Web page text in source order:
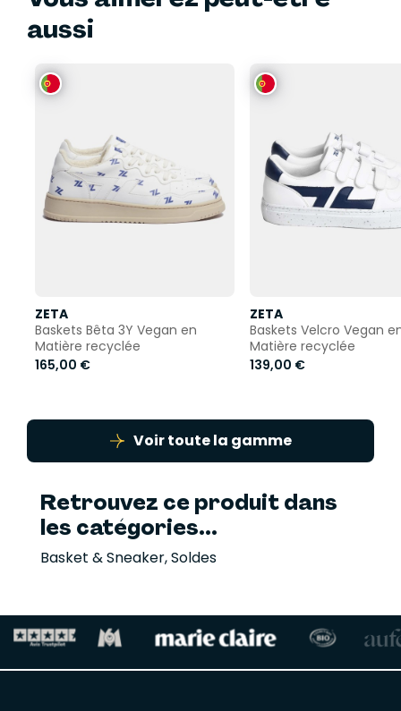
aussi
ZETA
Baskets Bêta 3Y Vegan en
Matière recyclée
165,00 €
ZETA
Baskets Velcro Vegan
Matière recyclée
139,00 €
Voir toute la gamme
Retrouvez ce produit dans
les catégories...
Basket & Sneaker,Soldes